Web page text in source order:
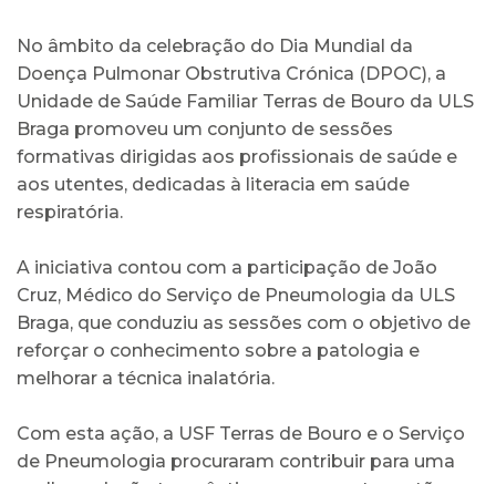
No âmbito da celebração do Dia Mundial da
Doença Pulmonar Obstrutiva Crónica (DPOC), a
Unidade de Saúde Familiar Terras de Bouro da ULS
Braga promoveu um conjunto de sessões
formativas dirigidas aos profissionais de saúde e
aos utentes, dedicadas à literacia em saúde
respiratória.
A iniciativa contou com a participação de João
Cruz, Médico do Serviço de Pneumologia da ULS
Braga, que conduziu as sessões com o objetivo de
reforçar o conhecimento sobre a patologia e
melhorar a técnica inalatória.
Com esta ação, a USF Terras de Bouro e o Serviço
de Pneumologia procuraram contribuir para uma